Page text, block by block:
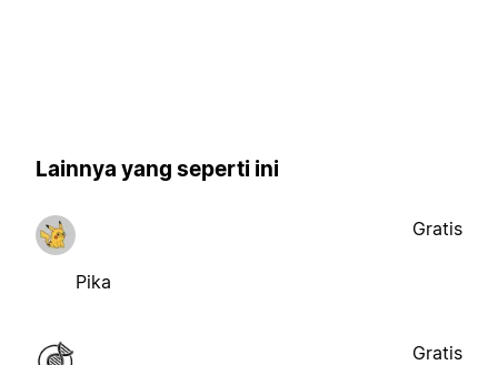
Lainnya yang seperti ini
Pika
Gratis
Gratis